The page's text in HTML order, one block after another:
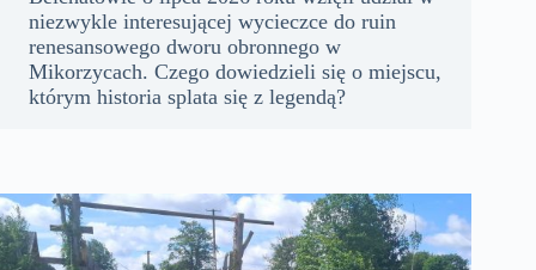
niezwykle interesującej wycieczce do ruin
renesansowego dworu obronnego w
Mikorzycach. Czego dowiedzieli się o miejscu,
którym historia splata się z legendą?